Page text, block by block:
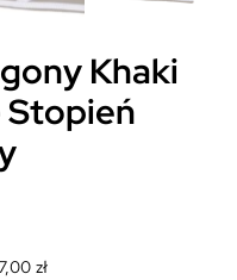
Khaki
Stopień
zł